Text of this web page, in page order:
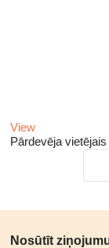
View
Pārdevēja
Nosūtīt